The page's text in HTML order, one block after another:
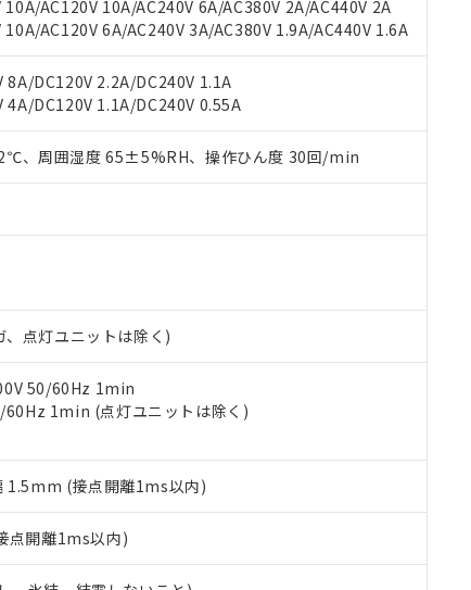
AC120V 10A/AC240V 6A/AC380V 2A/AC440V 2A
AC120V 6A/AC240V 3A/AC380V 1.9A/AC440V 1.6A
8A/DC120V 2.2A/DC240V 1.1A
4A/DC120V 1.1A/DC240V 0.55A
、周囲湿度 65±5%RH、操作ひん度 30回/min
点灯ユニットは除く)
50/60Hz 1min
60Hz 1min (点灯ユニットは除く)
1.5mm (接点開離1ms以内)
点開離1ms以内)
サイト上で当社にご登録された部品リストについて、当社および
サービスに関するお客様との取引・商談に必要な範囲で利用する
者とは、"個人情報の共同利用に関して"
す。
ンロード
ウンロードすることができます。
）の非含有証明書
（当社基準）
で非含有を証明するもので、過去に遡って非含有を証明するも
ル酸エステル類４物質の対応では、対応完了までの期間は出荷
在庫切替を完了していることから、特段のことがない限り、
社販売部門へお問い合わせください。
合意する キャンセル